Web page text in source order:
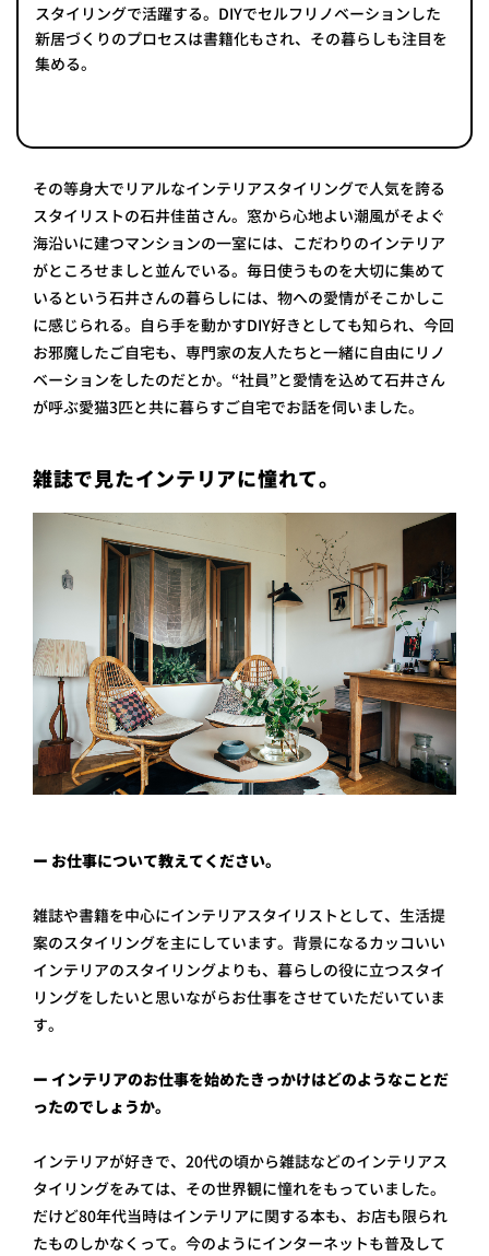
スタイリングで活躍する。DIYでセルフリノベーションした
新居づくりのプロセスは書籍化もされ、その暮らしも注目を
集める。
その等身大でリアルなインテリアスタイリングで人気を誇る
スタイリストの石井佳苗さん。窓から心地よい潮風がそよぐ
海沿いに建つマンションの一室には、こだわりのインテリア
がところせましと並んでいる。毎日使うものを大切に集めて
いるという石井さんの暮らしには、物への愛情がそこかしこ
に感じられる。自ら手を動かすDIY好きとしても知られ、今回
お邪魔したご自宅も、専門家の友人たちと一緒に自由にリノ
ベーションをしたのだとか。“社員”と愛情を込めて石井さん
が呼ぶ愛猫3匹と共に暮らすご自宅でお話を伺いました。
雑誌で見たインテリアに憧れて。
ー お仕事について教えてください。
雑誌や書籍を中心にインテリアスタイリストとして、生活提
案のスタイリングを主にしています。背景になるカッコいい
インテリアのスタイリングよりも、暮らしの役に立つスタイ
リングをしたいと思いながらお仕事をさせていただいていま
す。
ー インテリアのお仕事を始めたきっかけはどのようなことだ
ったのでしょうか。
インテリアが好きで、20代の頃から雑誌などのインテリアス
タイリングをみては、その世界観に憧れをもっていました。
だけど80年代当時はインテリアに関する本も、お店も限られ
たものしかなくって。今のようにインターネットも普及して